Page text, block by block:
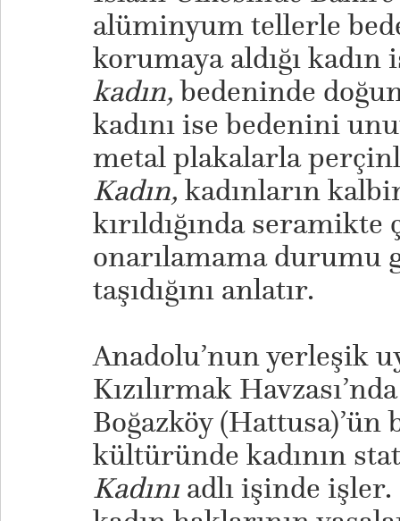
alüminyum tellerle
korumaya aldığı
kadın,bedeninde
kadını ise bedenini
metal plakalarla
Kadın, kadınların
kırıldığında seramikte
onarılamama durumu
taşıdığını anlatır.
​Anadolu’nun yerleşik
Kızılırmak
Boğazköy
kültüründe kadının
Kadınıadlı işinde